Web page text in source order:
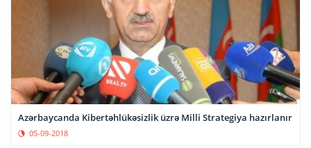
Azərbaycanda Kibertəhlükəsizlik üzrə Milli Strategiya hazırlanır
05-09-2018